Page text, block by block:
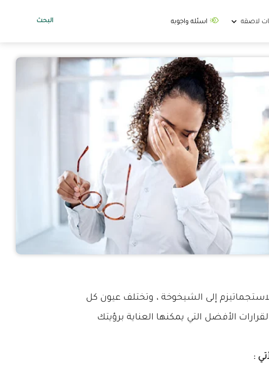
لاصقه اسئله واجوبه البحث
إلى الشيخوخة ، وتختلف عيون كل
الأفضل التي يمكنها العناية برؤيتك
: